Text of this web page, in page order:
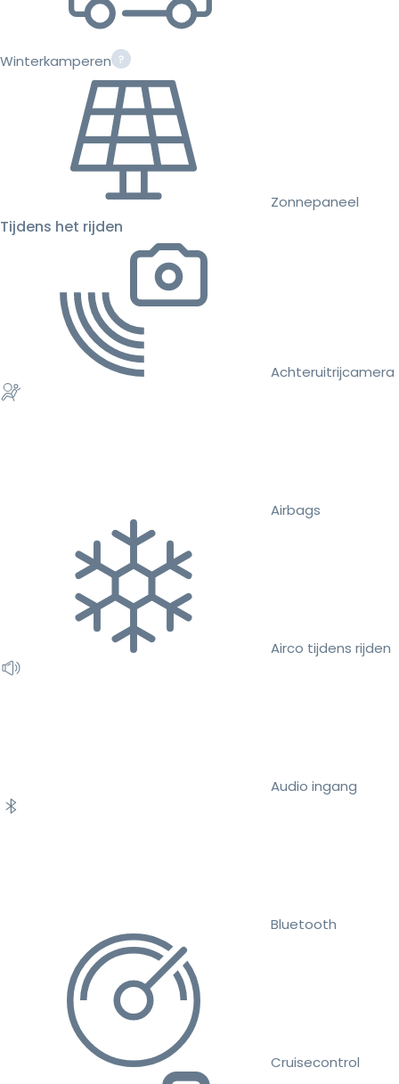
Winterkamperen
Zonnepaneel
Tijdens het rijden
Achteruitrijcamera
Airbags
Airco tijdens rijden
Audio ingang
Bluetooth
Cruisecontrol